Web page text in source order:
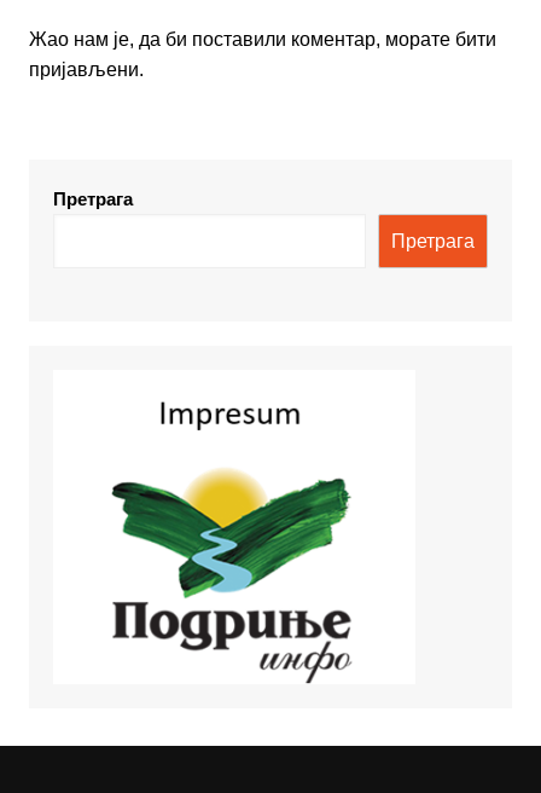
Жао нам је, да би поставили коментар, морате бити
пријављени.
Претрага
Претрага